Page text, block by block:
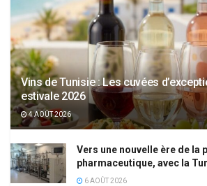
Vins de Tunisie : Les cuvées
estivale 2026
4 AOÛT 2026
Vers une nouvelle ère de la
pharmaceutique, avec la
6 AOÛT 2026